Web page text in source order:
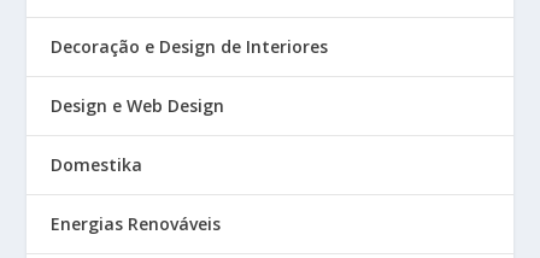
Decoração e Design de Interiores
Design e Web Design
Domestika
Energias Renováveis